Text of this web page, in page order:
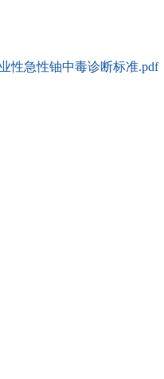
性急性铀中毒诊断标准.pdf